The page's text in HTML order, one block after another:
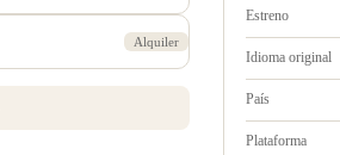
Alquiler
Estreno
Idioma original
País
Plataforma